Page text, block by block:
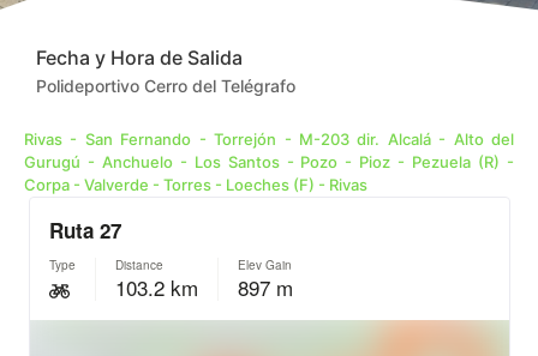
Fecha y Hora de Salida
Polideportivo Cerro del Telégrafo
Rivas - San Fernando - Torrejón - M-203 dir. Alcalá - Alto del
Gurugú - Anchuelo - Los Santos - Pozo - Pioz - Pezuela (R) -
Corpa - Valverde - Torres - Loeches (F) - Rivas